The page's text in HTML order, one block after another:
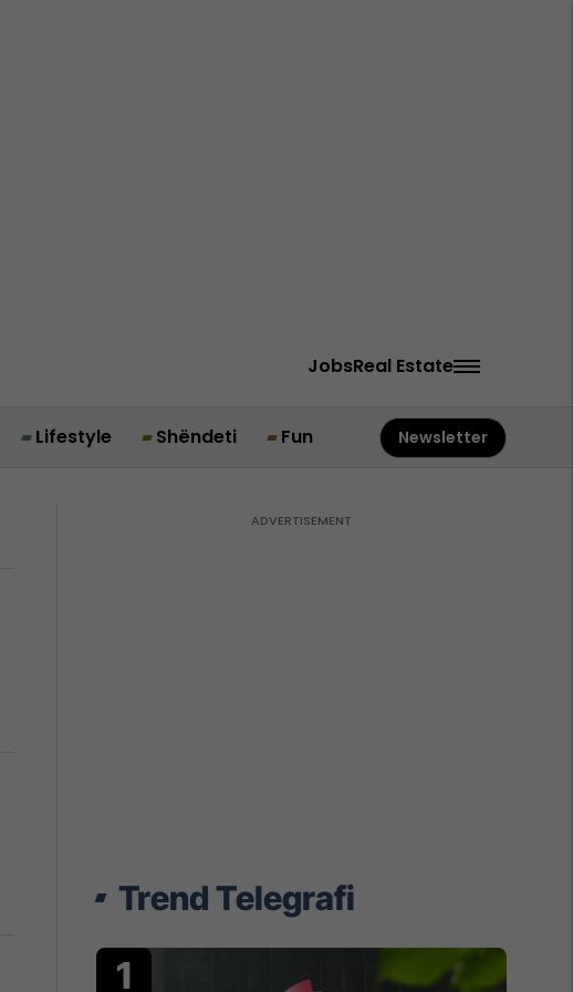
JobsReal Estate
Lifestyle Shëndeti Fun Newsletter
Trend Telegrafi